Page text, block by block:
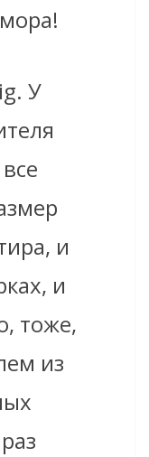
У
и
и
тоже,
из